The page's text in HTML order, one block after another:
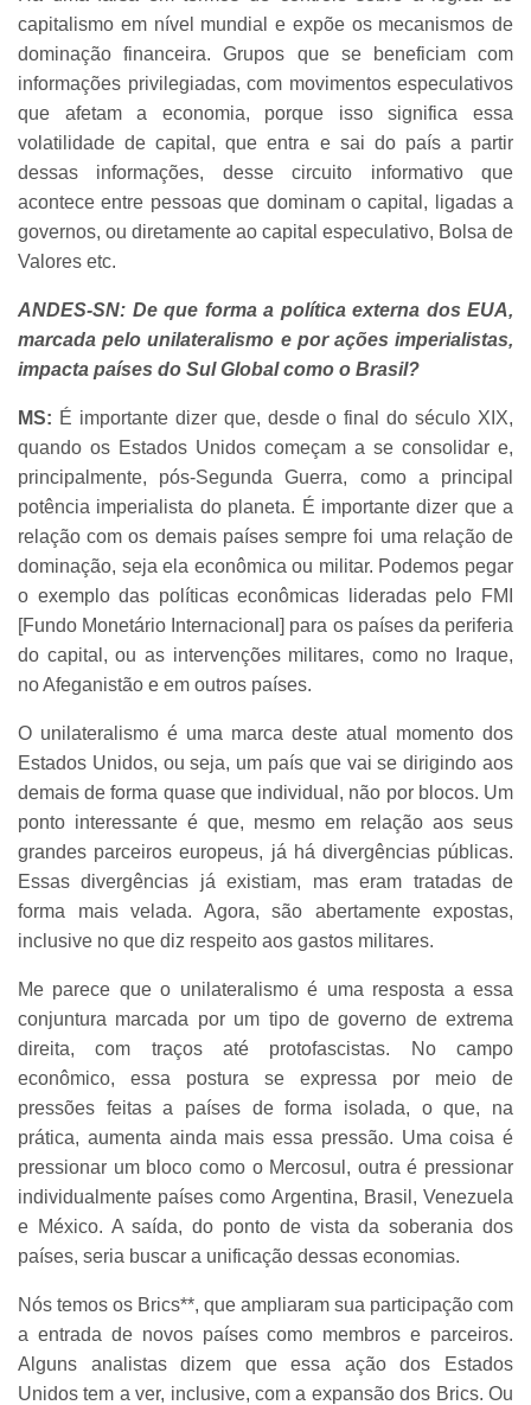
capitalismo em nível mundial e expõe os mecanismos de
dominação financeira. Grupos que se beneficiam com
informações privilegiadas, com movimentos especulativos
que afetam a economia, porque isso significa essa
volatilidade de capital, que entra e sai do país a partir
dessas informações, desse circuito informativo que
acontece entre pessoas que dominam o capital, ligadas a
governos, ou diretamente ao capital especulativo, Bolsa de
Valores etc.
ANDES-SN: De que forma a política externa dos EUA,
marcada pelo unilateralismo e por ações imperialistas,
impacta países do Sul Global como o Brasil?
MS: É importante dizer que, desde o final do século XIX,
quando os Estados Unidos começam a se consolidar e,
principalmente, pós-Segunda Guerra, como a principal
potência imperialista do planeta. É importante dizer que a
relação com os demais países sempre foi uma relação de
dominação, seja ela econômica ou militar. Podemos pegar
o exemplo das políticas econômicas lideradas pelo FMI
[Fundo Monetário Internacional] para os países da periferia
do capital, ou as intervenções militares, como no Iraque,
no Afeganistão e em outros países.
O unilateralismo é uma marca deste atual momento dos
Estados Unidos, ou seja, um país que vai se dirigindo aos
demais de forma quase que individual, não por blocos. Um
ponto interessante é que, mesmo em relação aos seus
grandes parceiros europeus, já há divergências públicas.
Essas divergências já existiam, mas eram tratadas de
forma mais velada. Agora, são abertamente expostas,
inclusive no que diz respeito aos gastos militares.
Me parece que o unilateralismo é uma resposta a essa
conjuntura marcada por um tipo de governo de extrema
direita, com traços até protofascistas. No campo
econômico, essa postura se expressa por meio de
pressões feitas a países de forma isolada, o que, na
prática, aumenta ainda mais essa pressão. Uma coisa é
pressionar um bloco como o Mercosul, outra é pressionar
individualmente países como Argentina, Brasil, Venezuela
e México. A saída, do ponto de vista da soberania dos
países, seria buscar a unificação dessas economias.
Nós temos os Brics**, que ampliaram sua participação com
a entrada de novos países como membros e parceiros.
Alguns analistas dizem que essa ação dos Estados
Unidos tem a ver, inclusive, com a expansão dos Brics. Ou